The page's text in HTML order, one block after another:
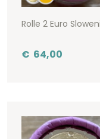
Rolle 2 Euro
€ 64,00